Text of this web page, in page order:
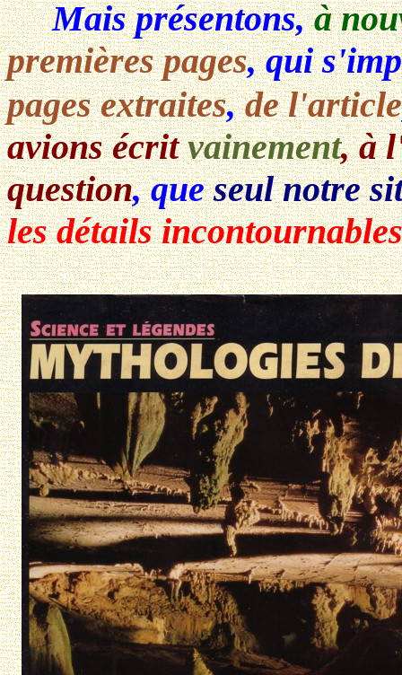
Mais présentons,à
premières pages, qui
pages extraites,de l'article
avions écritvainement, à
question, queseul notre
les détails